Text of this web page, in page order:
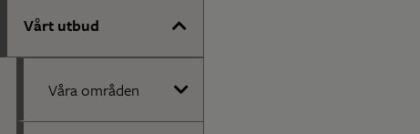
Vårt utbud
Våra områden